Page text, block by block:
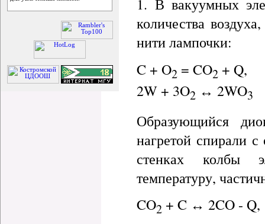
1. В вакуумных
количества
нити лампочки:
C + O2 = CO2 + Q,
2W + 3O2 ↔ 2WO3
Образующийся
нагретой спирали
стенках колбы
температуру,
CO2 + C ↔ 2CO - Q,